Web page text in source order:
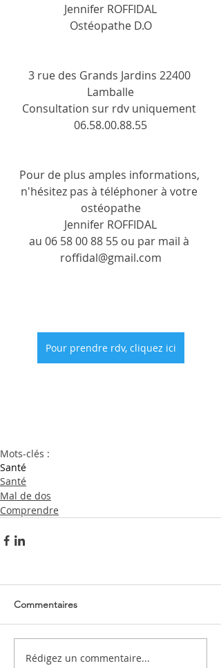
Jennifer ROFFIDAL
Ostéopathe D.O
3 rue des Grands Jardins 22400
Lamballe
Consultation sur rdv uniquement
06.58.00.88.55
Pour de plus amples informations,
n'hésitez pas à téléphoner à votre
ostéopathe
Jennifer ROFFIDAL
au 06 58 00 88 55 ou par mail à
roffidal@gmail.com
Pour prendre rdv, cliquez ici
Mots-clés :
Santé
Santé
Mal de dos
Comprendre
Commentaires
Rédigez un commentaire...